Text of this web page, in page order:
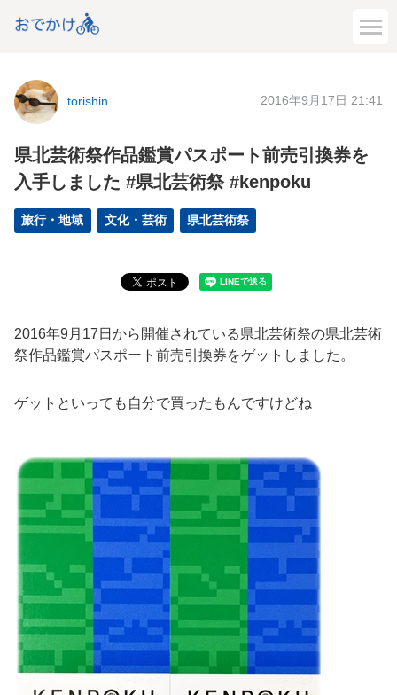
torishin 2016年9月17日 21:41
県北芸術祭作品鑑賞パスポート前売引換券を
入手しました #県北芸術祭 #kenpoku
旅行・地域 文化・芸術 県北芸術祭
2016年9月17日から開催されている県北芸術祭の県北芸術
祭作品鑑賞パスポート前売引換券をゲットしました。
ゲットといっても自分で買ったもんですけどね